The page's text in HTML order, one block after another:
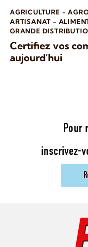
AGRICULTURE -
ARTISANAT -
GRANDE
Certifiez vos
aujourd’hui
Pour
inscrivez-